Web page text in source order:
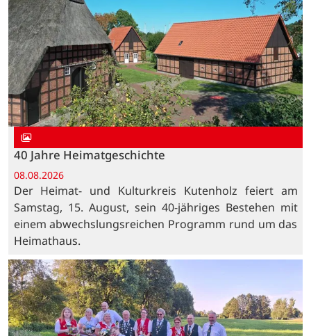
40 Jahre Heimatgeschichte
08.08.2026
Der Heimat- und Kulturkreis Kutenholz feiert am
Samstag, 15. August, sein 40-jähriges Bestehen mit
einem abwechslungsreichen Programm rund um das
Heimathaus.